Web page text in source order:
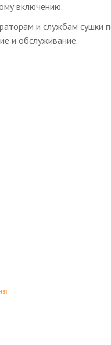
включению.
и службам сушки
и обслуживание.